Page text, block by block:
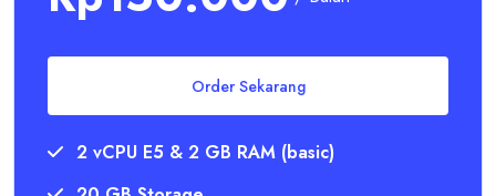
Order Sekarang
2 vCPU E5 & 2 GB RAM (basic)